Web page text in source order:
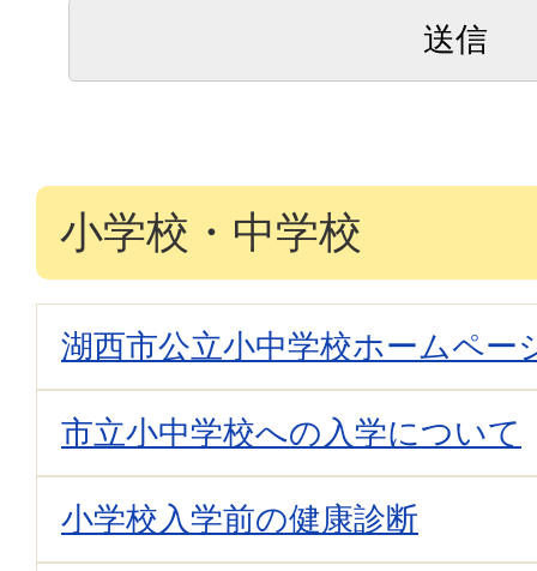
小学校・中学校
湖西市公立小中学校ホームペー
市立小中学校への入学について
小学校入学前の健康診断